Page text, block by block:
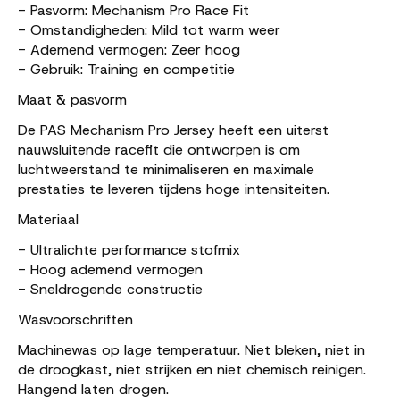
- Pasvorm: Mechanism Pro Race Fit
- Omstandigheden: Mild tot warm weer
- Ademend vermogen: Zeer hoog
- Gebruik: Training en competitie
Maat & pasvorm
De PAS Mechanism Pro Jersey heeft een uiterst
nauwsluitende racefit die ontworpen is om
luchtweerstand te minimaliseren en maximale
prestaties te leveren tijdens hoge intensiteiten.
Materiaal
- Ultralichte performance stofmix
- Hoog ademend vermogen
- Sneldrogende constructie
Wasvoorschriften
Machinewas op lage temperatuur. Niet bleken, niet in
de droogkast, niet strijken en niet chemisch reinigen.
Hangend laten drogen.